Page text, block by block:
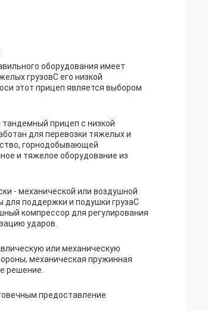
оборудования имеет
грузовС его низкой
этот прицеп является выбором
тандемный прицеп с низкой
для перевозки тяжелых и
горнодобывающей
и тяжелое оборудование из
- механической или воздушной
для поддержки и подушки грузаС
компрессор для регулирования
ударов.
или механическую
механическая пружинная
решение.